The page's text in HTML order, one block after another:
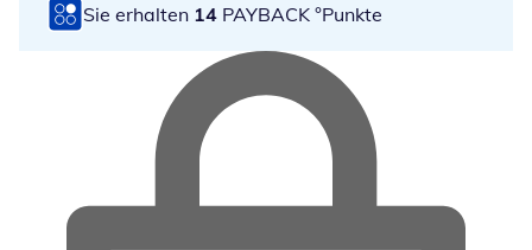
Sie erhalten 14 PAYBACK °Punkte